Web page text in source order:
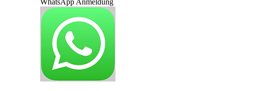
WhatsApp Anmeldung